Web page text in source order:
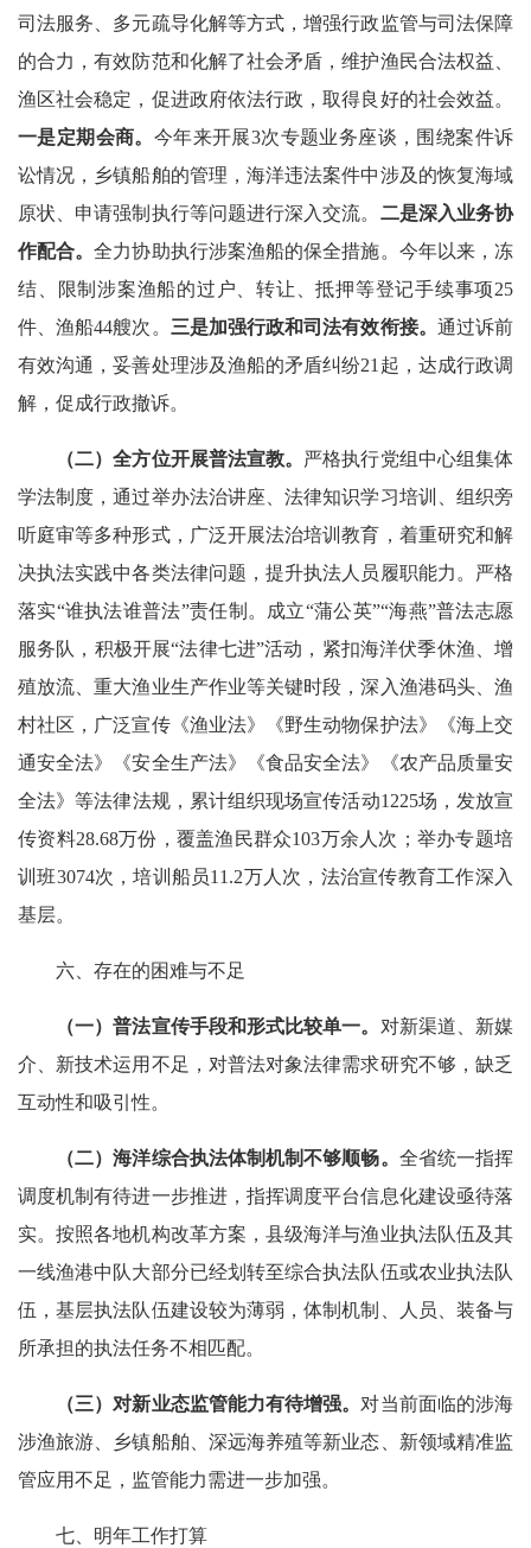
司法服务、多元疏导化解等方式，增强行政监管与司法保障
的合力，有效防范和化解了社会矛盾，维护渔民合法权益、
渔区社会稳定，促进政府依法行政，取得良好的社会效益。
一是定期会商。 今年来开展3次专题业务座谈，围绕案件诉
讼情况，乡镇船舶的管理，海洋违法案件中涉及的恢复海域
原状、申请强制执行等问题进行深入交流。 二是深入业务协
作配合。全力协助执行涉案渔船的保全措施。今年以来，冻
结、限制涉案渔船的过户、转让、抵押等登记手续事项25
件、渔船44艘次。 三是加强行政和司法有效衔接。 通过诉前
有效沟通，妥善处理涉及渔船的矛盾纠纷21起，达成行政调
解，促成行政撤诉。
（二）全方位开展普法宣教。 严格执行党组中心组集体
学法制度，通过举办法治讲座、法律知识学习培训、组织旁
听庭审等多种形式，广泛开展法治培训教育，着重研究和解
决执法实践中各类法律问题，提升执法人员履职能力。严格
落实“谁执法谁普法”责任制。成立“蒲公英”“海燕”普法志愿
服务队，积极开展“法律七进”活动，紧扣海洋伏季休渔、增
殖放流、重大渔业生产作业等关键时段，深入渔港码头、渔
村社区，广泛宣传《渔业法》《野生动物保护法》《海上交
通安全法》《安全生产法》《食品安全法》《农产品质量安
全法》等法律法规，累计组织现场宣传活动1225场，发放宣
传资料28.68万份，覆盖渔民群众103万余人次；举办专题培
训班3074次，培训船员11.2万人次，法治宣传教育工作深入
基层。
六、存在的困难与不足
（一）普法宣传手段和形式比较单一。 对新渠道、新媒
介、新技术运用不足，对普法对象法律需求研究不够，缺乏
互动性和吸引性。
（二）海洋综合执法体制机制不够顺畅。 全省统一指挥
调度机制有待进一步推进，指挥调度平台信息化建设亟待落
实。按照各地机构改革方案，县级海洋与渔业执法队伍及其
一线渔港中队大部分已经划转至综合执法队伍或农业执法队
伍，基层执法队伍建设较为薄弱，体制机制、人员、装备与
所承担的执法任务不相匹配。
（三）对新业态监管能力有待增强。 对当前面临的涉海
涉渔旅游、乡镇船舶、深远海养殖等新业态、新领域精准监
管应用不足，监管能力需进一步加强。
七、明年工作打算